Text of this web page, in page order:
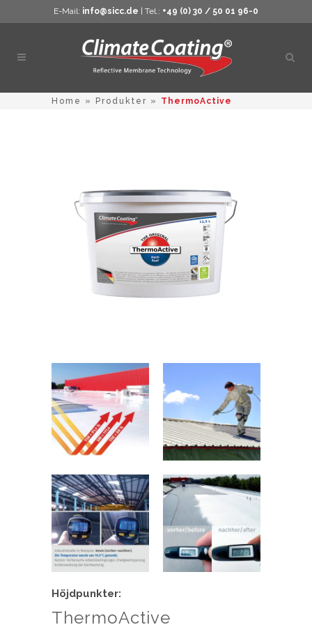
E-Mail: info@sicc.de | Tel.: +49 (0) 30 / 50 01 96-0
Home » Produkter » ThermoActive
Höjdpunkter:
ThermoActive